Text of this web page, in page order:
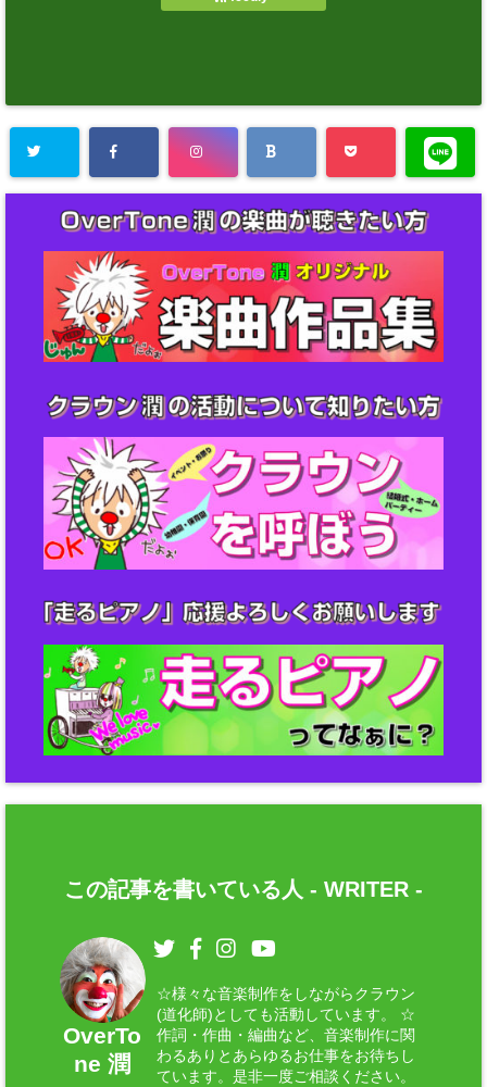
この記事を書いている人 - WRITER -
OverTo
ne 潤
☆様々な音楽制作をしながらクラウン
(道化師)としても活動しています。 ☆
作詞・作曲・編曲など、音楽制作に関
わるありとあらゆるお仕事をお待ちし
ています。是非一度ご相談ください。